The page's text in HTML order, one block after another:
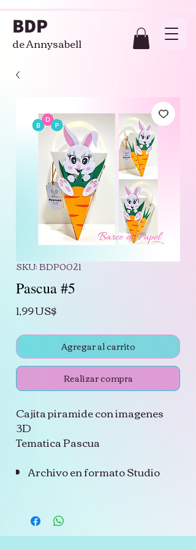
BDP
de Annysabell
SKU: BDP0021
Pascua #5
1,99 US$Precio
Agregar al carrito
Realizar compra
Cajita piramide con imagenes
3D
Tematica Pascua
Archivo en formato Studio